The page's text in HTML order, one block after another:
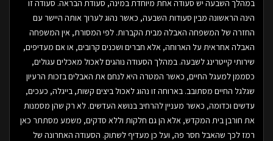
במהלך השבעה יש סעודה אחת מיוחדת במינה, סעודת הבראה. סעודה זו
הינה הראשונה מבין סעודות השבעה, כאשר נהוג לערוך אותה היישר עם
החזרה של המשפחה האבלה מבית הקברות. לפי המסורת, אין המשפחה
האבלה אחראית על הארוחה, אלא חברים ושכנים קרובים, או אם מעדיפים,
שירותי קייטרינג לשבעה. במהלך הסעודה נוהגים לאכול מאכלים עגולים,
כסממן למעגל החיים, כאשר המטרה היא לנחם את האבלים בזכות הרעיון
שגלגל החיים מסתובב. בארוחה זו נהוג לאכול ביצים קשות, בייגלה, כעכים,
עדשים וכדומה, כאשר מעניין להרחיב בנושא העדשים. לא רק שהן מסמנות
את חורבן בית המקדש, אלא הן גם חלקות וללא סדקים, משמע מסתתר כאן
רמז לכך שהאבל חסר פה, ועל כן מעדיף לשתוק. הסעודה האחרונה של